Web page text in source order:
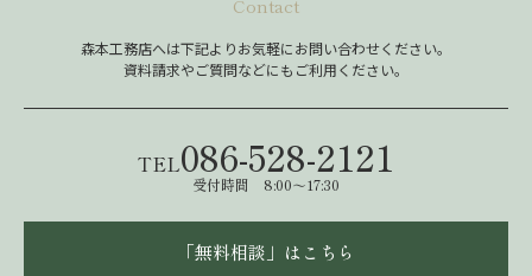
Contact
森本工務店へは下記よりお気軽にお問い合わせください。
資料請求やご質問などにもご利用ください。
TEL086-528-2121
受付時間 8:00～17:30
「無料相談」はこちら